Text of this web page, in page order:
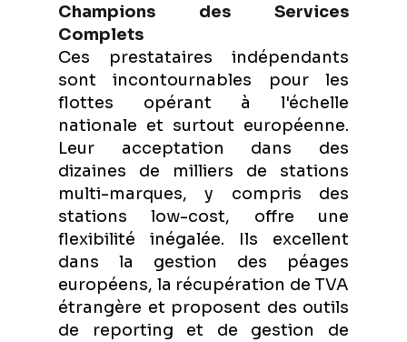
Champions des Services
Complets
Ces prestataires indépendants
sont incontournables pour les
flottes opérant à l'échelle
nationale et surtout européenne.
Leur acceptation dans des
dizaines de milliers de stations
multi-marques, y compris des
stations low-cost, offre une
flexibilité inégalée. Ils excellent
dans la gestion des péages
européens, la récupération de TVA
étrangère et proposent des outils
de reporting et de gestion de